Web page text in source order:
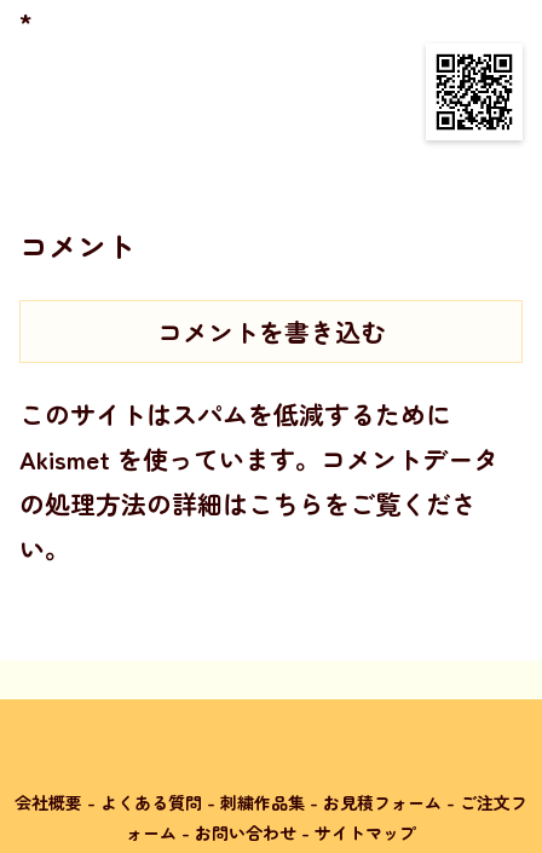
*
コメント
コメントを書き込む
このサイトはスパムを低減するために
Akismet を使っています。 コメントデータ
の処理方法の詳細はこちらをご覧くださ
い。
会社概要 - よくある質問 - 刺繍作品集 - お見積フォーム - ご注文フ
ォーム - お問い合わせ - サイトマップ